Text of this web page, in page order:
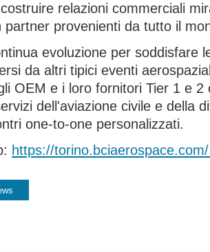
relazioni commerciali
partner provenienti da tutto il
evoluzione per soddisfare
da altri tipici eventi
OEM e i loro fornitori Tier 1 e 2
dell'aviazione civile e della
one-to-one personalizzati.
https://